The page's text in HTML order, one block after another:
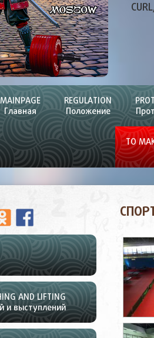
MAINPAGE
Главная
REGULATION
Положение
TO
AND LIFTING
и выступлений